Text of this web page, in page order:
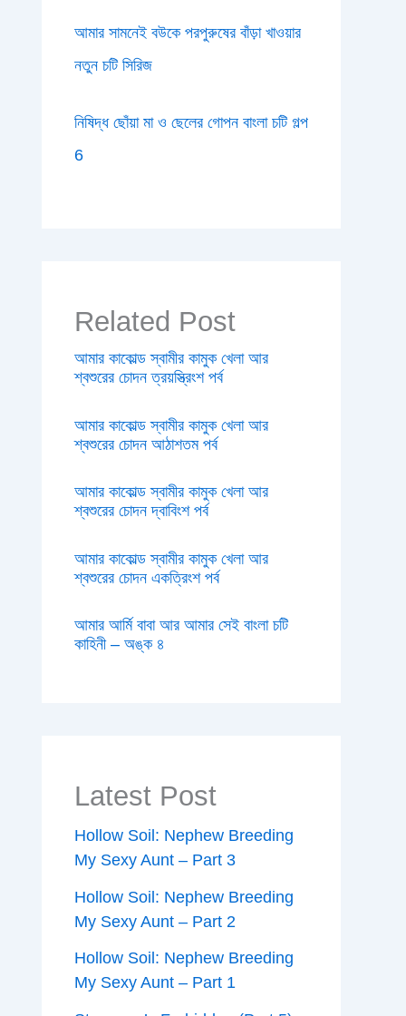
আমার সামনেই বউকে পরপুরুষের বাঁড়া খাওয়ার
নতুন চটি সিরিজ
নিষিদ্ধ ছোঁয়া মা ও ছেলের গোপন বাংলা চটি গল্প
6
Related Post
আমার কাকোল্ড স্বামীর কামুক খেলা আর
শ্বশুরের চোদন ত্রয়স্ত্রিংশ পর্ব
আমার কাকোল্ড স্বামীর কামুক খেলা আর
শ্বশুরের চোদন আঠাশতম পর্ব
আমার কাকোল্ড স্বামীর কামুক খেলা আর
শ্বশুরের চোদন দ্বাবিংশ পর্ব
আমার কাকোল্ড স্বামীর কামুক খেলা আর
শ্বশুরের চোদন একত্রিংশ পর্ব
আমার আর্মি বাবা আর আমার সেই বাংলা চটি
কাহিনী – অঙ্ক ৪
Latest Post
Hollow Soil: Nephew Breeding
My Sexy Aunt – Part 3
Hollow Soil: Nephew Breeding
My Sexy Aunt – Part 2
Hollow Soil: Nephew Breeding
My Sexy Aunt – Part 1